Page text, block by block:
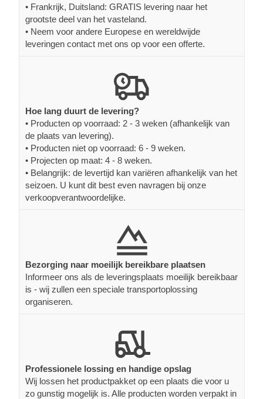
• Frankrijk, Duitsland: GRATIS levering naar het
grootste deel van het vasteland.
• Neem voor andere Europese en wereldwijde
leveringen contact met ons op voor een offerte.
Hoe lang duurt de levering?
• Producten op voorraad: 2 - 3 weken (afhankelijk van
de plaats van levering).
• Producten niet op voorraad: 6 - 9 weken.
• Projecten op maat: 4 - 8 weken.
• Belangrijk: de levertijd kan variëren afhankelijk van het
seizoen. U kunt dit best even navragen bij onze
verkoopverantwoordelijke.
Bezorging naar moeilijk bereikbare plaatsen
Informeer ons als de leveringsplaats moeilijk bereikbaar
is - wij zullen een speciale transportoplossing
organiseren.
Professionele lossing en handige opslag
Wij lossen het productpakket op een plaats die voor u
zo gunstig mogelijk is. Alle producten worden verpakt in